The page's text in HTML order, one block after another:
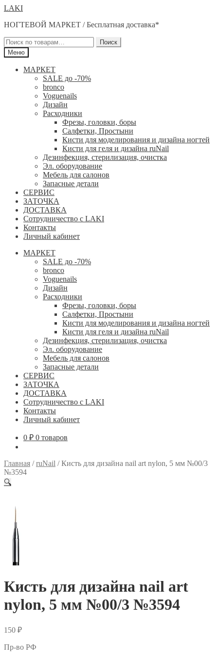
Перейти
навигации
Перейти
содержимому
LAKI
НОГТЕВОЙ МАРКЕТ / Бесплатная доставка*
Искать:
Поиск
Меню
МАРКЕТ
SALE до -70%
bronco
Voguenails
Дизайн
Расходники
Фрезы, головки, боры
Салфетки, Простыни
Кисти для моделирования и дизайна ногтей
Кисти для геля и дизайна ruNail
Дезинфекция, стерилизация, очистка
Эл. оборудование
Мебель для салонов
Запасные детали
СЕРВИС
ЗАТОЧКА
ДОСТАВКА
Сотрудничество с LAKI
Контакты
Личный кабинет
МАРКЕТ
SALE до -70%
bronco
Voguenails
Дизайн
Расходники
Фрезы, головки, боры
Салфетки, Простыни
Кисти для моделирования и дизайна ногтей
Кисти для геля и дизайна ruNail
Дезинфекция, стерилизация, очистка
Эл. оборудование
Мебель для салонов
Запасные детали
СЕРВИС
ЗАТОЧКА
ДОСТАВКА
Сотрудничество с LAKI
Контакты
Личный кабинет
0 ₽ 0 товаров
Главная /ruNail /Кисть для дизайна nail art nylon, 5 мм №00/3
№3594
🔍
Кисть для дизайна nail art
nylon, 5 мм №00/3 №3594
150 ₽
Пр-во РФ